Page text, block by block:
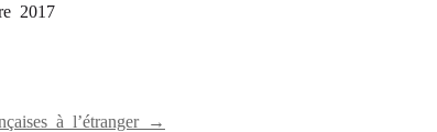
2017
à l’étranger →